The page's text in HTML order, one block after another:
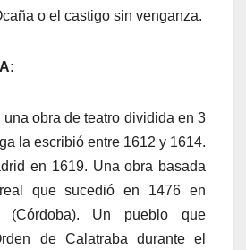
o el castigo sin venganza.
obra de teatro dividida en 3
la escribió entre 1612 y 1614.
en 1619. Una obra basada
que sucedió en 1476 en
(Córdoba). Un pueblo que
de Calatraba durante el